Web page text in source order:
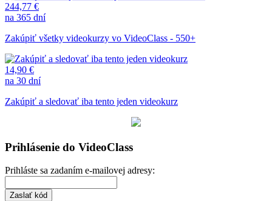
244,77 €
na 365 dní
Zakúpiť všetky videokurzy vo VideoClass - 550+
14,90 €
na 30 dní
Zakúpiť a sledovať iba tento jeden videokurz
Prihlásenie do VideoClass
Prihláste sa zadaním e-mailovej adresy:
Zaslať kód